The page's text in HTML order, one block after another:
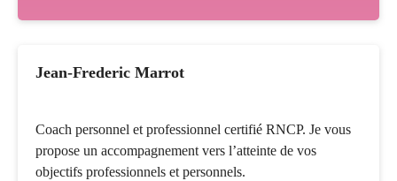
Jean-Frederic Marrot
Coach personnel et professionnel certifié RNCP. Je vous
propose un accompagnement vers l’atteinte de vos
objectifs professionnels et personnels.